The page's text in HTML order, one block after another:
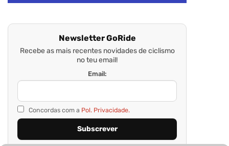
Newsletter GoRide
Recebe as mais recentes novidades de ciclismo
no teu email!
Email:
Concordas com a Pol. Privacidade.